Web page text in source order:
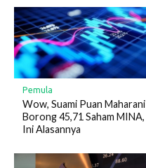
Pemula
Wow, Suami Puan Maharani
Borong 45,71 Saham MINA,
Ini Alasannya